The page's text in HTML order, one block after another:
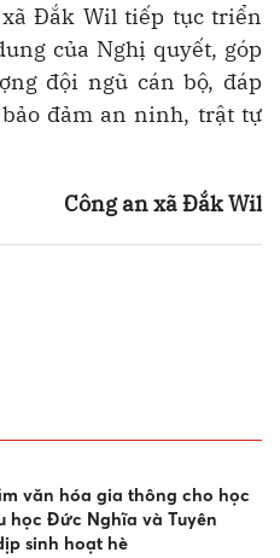
Đắk Wil tiếp tục triển
của Nghị quyết, góp
đội ngũ cán bộ, đáp
đảm an ninh, trật tự
Công an xã Đắk Wil
văn hóa gia thông cho học
học Đức Nghĩa và Tuyên
sinh hoạt hè